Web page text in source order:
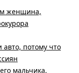
женщина,
авто, потому что
мальчика,